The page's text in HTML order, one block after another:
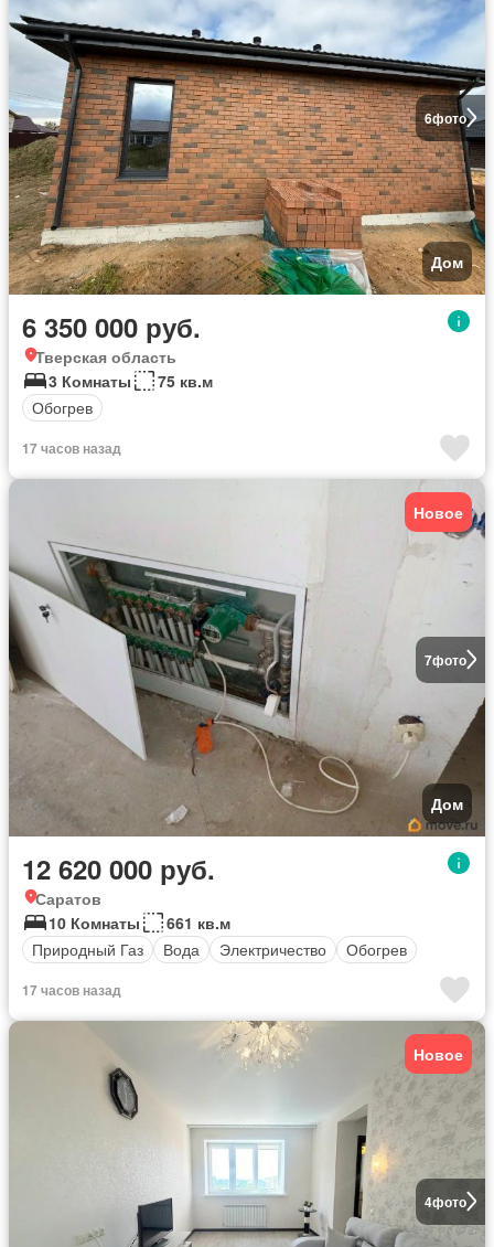
6фото
Дом
6 350 000 руб.
Тверская область
3 Комнаты
75 кв.м
Обогрев
17 часов назад
7фото
Новое
Дом
12 620 000 руб.
Саратов
10 Комнаты
661 кв.м
Природный Газ
Вода Электричество Обогрев
17 часов назад
4фото
Новое